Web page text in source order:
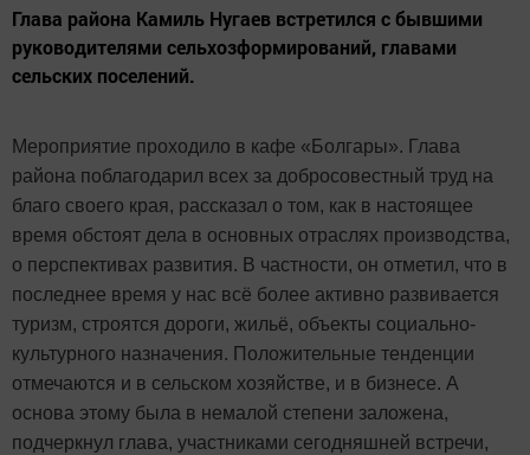
Глава района Камиль Нугаев встретился с бывшими
руководителями сельхозформирований, главами
сельских поселений.
Мероприятие проходило в кафе «Болгары». Глава
района поблагодарил всех за добросовестный труд на
благо своего края, рассказал о том, как в настоящее
время обстоят дела в основных отраслях производства,
о перспективах развития. В частности, он отметил, что в
последнее время у нас всё более активно развивается
туризм, строятся дороги, жильё, объекты социально-
культурного назначения. Положительные тенденции
отмечаются и в сельском хозяйстве, и в бизнесе. А
основа этому была в немалой степени заложена,
подчеркнул глава, участниками сегодняшней встречи,